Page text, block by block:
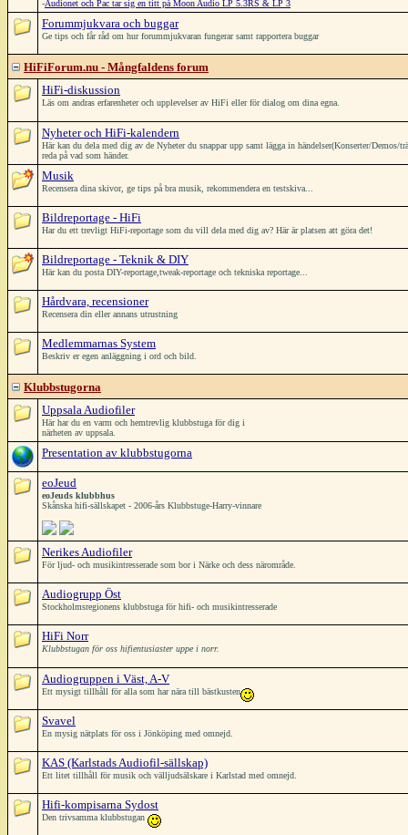
-Audionet och Pac tar sig en titt på Moon Audio LP 5.3RS & LP 3
Forummjukvara och buggar
Ge tips och får råd om hur forummjukvaran fungerar samt rapportera buggar
HiFiForum.nu - Mångfaldens forum
HiFi-diskussion
Läs om andras erfarenheter och upplevelser av HiFi eller för dialog om dina egna.
Nyheter och HiFi-kalendern
Här kan du dela med dig av de Nyheter du snappar upp samt lägga in händelser(Konserter/Demos/
reda på vad som händer.
Musik
Recensera dina skivor, ge tips på bra musik, rekommendera en testskiva...
Bildreportage - HiFi
Har du ett trevligt HiFi-reportage som du vill dela med dig av? Här är platsen att göra det!
Bildreportage - Teknik & DIY
Här kan du posta DIY-reportage,tweak-reportage och tekniska reportage...
Hårdvara, recensioner
Recensera din eller annans utrustning
Medlemmarnas System
Beskriv er egen anläggning i ord och bild.
Klubbstugorna
Uppsala Audiofiler
Här har du en varm och hemtrevlig klubbstuga för dig i
närheten av uppsala.
Presentation av klubbstugorna
eoJeud
eoJeuds klubbhus
Skånska hifi-sällskapet - 2006-års Klubbstuge-Harry-vinnare
Nerikes Audiofiler
För ljud- och musikintresserade som bor i Närke och dess närområde.
Audiogrupp Öst
Stockholmsregionens klubbstuga för hifi- och musikintresserade
HiFi Norr
Klubbstugan för oss hifientusiaster uppe i norr.
Audiogruppen i Väst, A-V
Ett mysigt tillhåll för alla som har nära till bästkusten
Svavel
En mysig nätplats för oss i Jönköping med omnejd.
KAS (Karlstads Audiofil-sällskap)
Ett litet tillhåll för musik och välljudsälskare i Karlstad med omnejd.
Hifi-kompisarna Sydost
Den trivsamma klubbstugan